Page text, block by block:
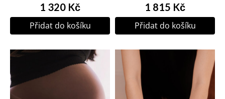
1 320 Kč
Přidat do košíku
1 815 Kč
Přidat do košíku